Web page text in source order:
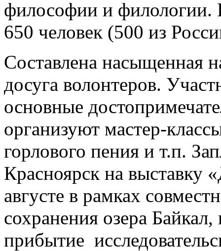
философии и филологии.
650 человек (500 из
Составлена насыщенная
досуга волонтеров.
основные
организуют мастер-
горлового пения и т.п.
Красноярск на выставку
августе в рамках
сохранения озера
прибытие